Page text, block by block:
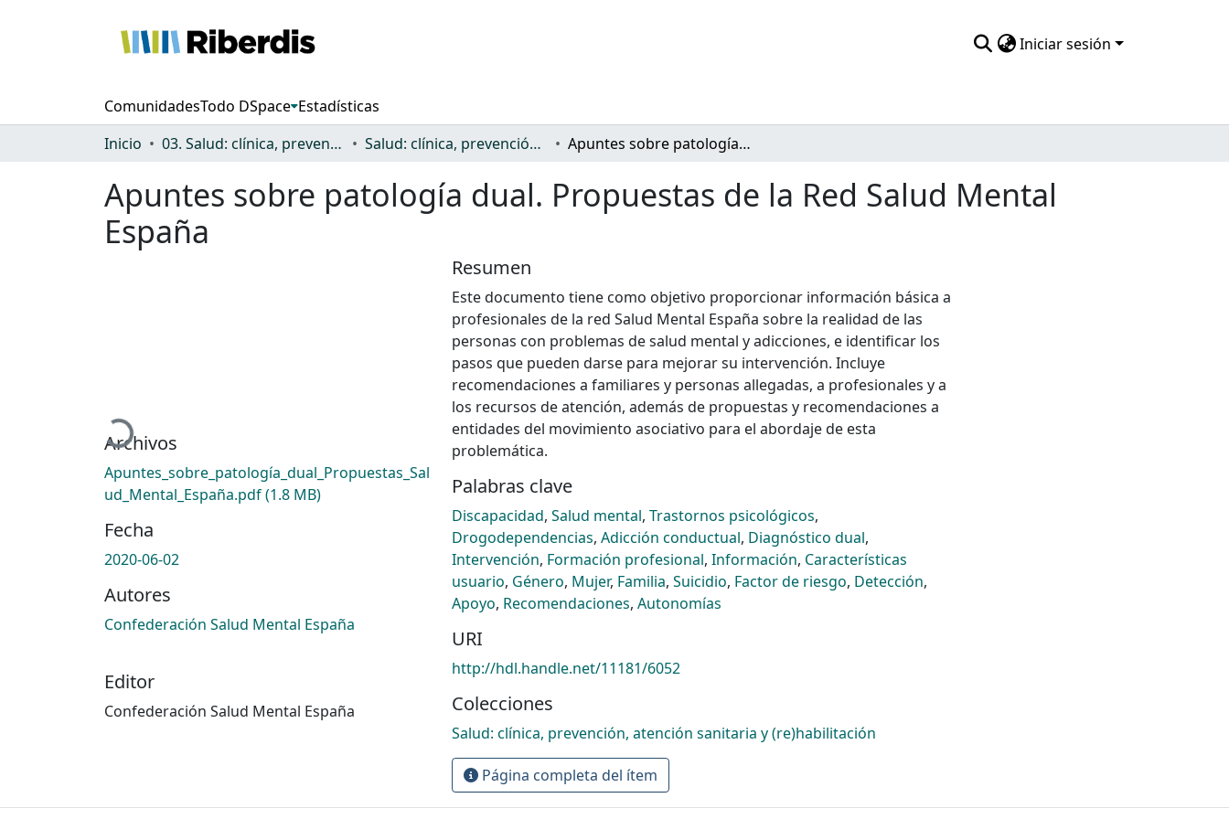
Iniciar sesión
ComunidadesTodo DSpace Estadísticas
Inicio
03. Salud: clínica, prevención, atención sanitaria y (re)habilitación Salud: clínica, prevención, atención sanitaria y (re)habilitación Apuntes sobre patología dual. Propuestas de la Red Salud Mental España
Apuntes sobre patología dual. Propuestas de la Red Salud Mental
España
Cargando...
Archivos
Apuntes_sobre_patología_dual_Propuestas_Sal
ud_Mental_España.pdf(1.8 MB)
Fecha
2020-06-02
Autores
Confederación Salud Mental España
Editor
Confederación Salud Mental España
Resumen
Este documento tiene como objetivo proporcionar información básica a
profesionales de la red Salud Mental España sobre la realidad de las
personas con problemas de salud mental y adicciones, e identificar los
pasos que pueden darse para mejorar su intervención. Incluye
recomendaciones a familiares y personas allegadas, a profesionales y a
los recursos de atención, además de propuestas y recomendaciones a
entidades del movimiento asociativo para el abordaje de esta
problemática.
Palabras clave
Discapacidad, Salud mental, Trastornos psicológicos,
Drogodependencias, Adicción conductual, Diagnóstico dual,
Intervención, Formación profesional, Información, Características
usuario, Género, Mujer, Familia, Suicidio, Factor de riesgo, Detección,
Apoyo, Recomendaciones, Autonomías
URI
http://hdl.handle.net/11181/6052
Colecciones
Salud: clínica, prevención, atención sanitaria y (re)habilitación
Página completa del ítem